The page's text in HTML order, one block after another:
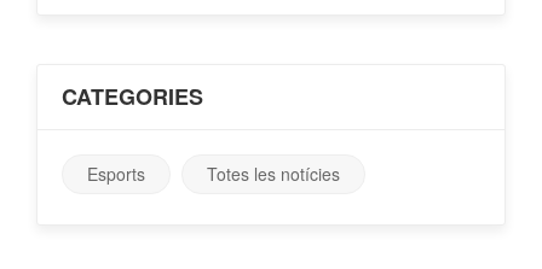
CATEGORIES
Esports Totes les notícies